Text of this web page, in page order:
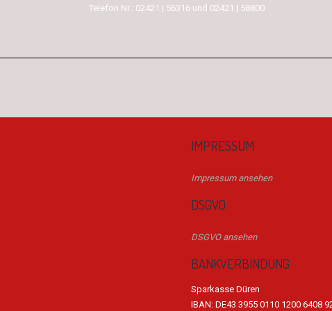
Telefon Nr.: 02421 | 56316 und 02421 | 58800
IMPRESSUM
Impressum ansehen
DSGVO
DSGVO ansehen
BANKVERBINDUNG
Sparkasse Düren
IBAN: DE43 3955 0110 1200 6408